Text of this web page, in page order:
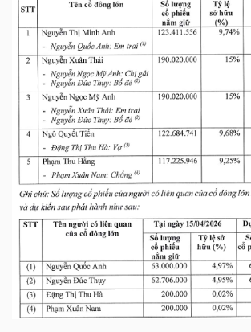
CỔ
PHIẾU
PHÁI
SINH
TRÁI
PHIẾU